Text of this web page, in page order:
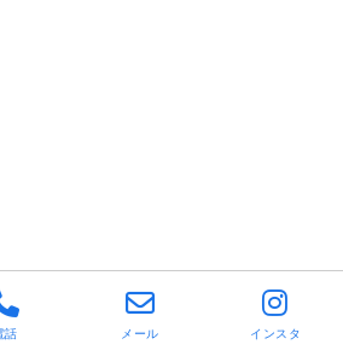
話 メール インスタ